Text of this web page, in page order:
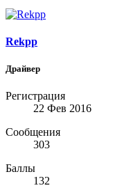
Rekpp
Драйвер
Регистрация
22 Фев 2016
Сообщения
303
Баллы
132